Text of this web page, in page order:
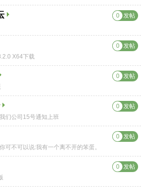
发帖
0
发帖
0
X64下载
发帖
0
发帖
0
们公司15号通知上班
发帖
0
可不可以说:我有一个离不开的笨蛋。
发帖
0